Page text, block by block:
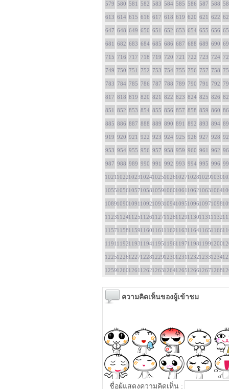
579 580 581 582 583 584 585 586 587 588
613 614 615 616 617 618 619 620 621 622
647 648 649 650 651 652 653 654 655 656
681 682 683 684 685 686 687 688 689 690
715 716 717 718 719 720 721 722 723 724
749 750 751 752 753 754 755 756 757 758
783 784 785 786 787 788 789 790 791 792
817 818 819 820 821 822 823 824 825 826
851 852 853 854 855 856 857 858 859 860
885 886 887 888 889 890 891 892 893 894
919 920 921 922 923 924 925 926 927 928
953 954 955 956 957 958 959 960 961 962
987 988 989 990 991 992 993 994 995 996
1021102210231024102510261027102810291030
1055105610571058105910601061106210631064
1089109010911092109310941095109610971098
1123112411251126112711281129113011311132
1157115811591160116111621163116411651166
1191119211931194119511961197119811991200
1225122612271228122912301231123212331234
1259126012611262126312641265126612671268
ความคิดเห็นของผู้เข้าชม
ชื่อผู้แสดงความคิดเห็น :